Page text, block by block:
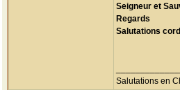
Seigneur et
Regards
Salutations
Salutations en